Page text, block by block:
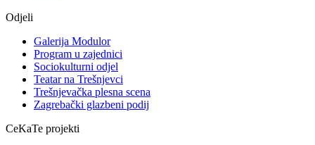
Odjeli
Galerija Modulor
Program u zajednici
Sociokulturni odjel
Teatar na Trešnjevci
Trešnjevačka plesna scena
Zagrebački glazbeni podij
CeKaTe projekti